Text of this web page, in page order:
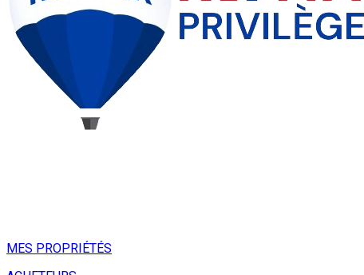
MES PROPRIÉTÉS